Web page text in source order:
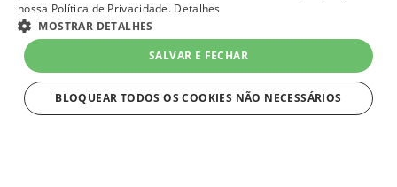
nossa Política de Privacidade. Detalhes
MOSTRAR DETALHES
SALVAR E FECHAR
BLOQUEAR TODOS OS COOKIES NÃO NECESSÁRIOS